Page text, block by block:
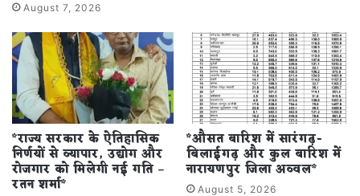
August 7, 2026
*राज्य सरकार के ऐतिहासिक
निर्णयों से व्यापार, उद्योग और
रोजगार को मिलेगी नई गति –
रतन शर्मा*
*औसत बारिश में सारंगढ़-
बिलाईगढ़ और कुल बारिश में
नारायणपुर जिला अव्वल*
August 5, 2026